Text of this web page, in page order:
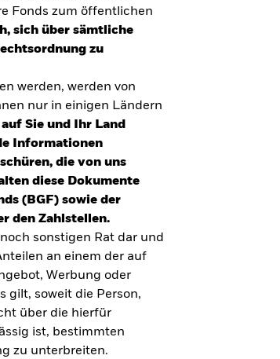
ALTERSVORSORGE 2025
Fonds zum öffentlichen
sich über sämtliche
zu
werden, werden von
nur in einigen Ländern
Sie und Ihr Land
Informationen
die von uns
diese Dokumente
(BGF) sowie der
den Zahlstellen.
sonstigen Rat dar und
an einem der auf
Werbung oder
gilt, soweit die Person,
über die hierfür
ist, bestimmten
zu unterbreiten.